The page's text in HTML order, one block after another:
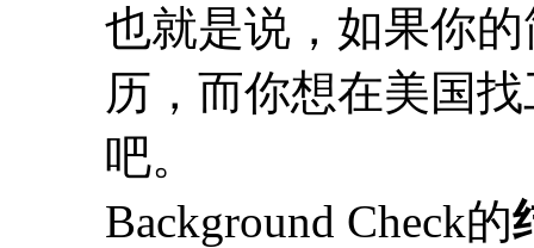
也就是说，如果你
历，而你想在美国
吧。
Background Check的